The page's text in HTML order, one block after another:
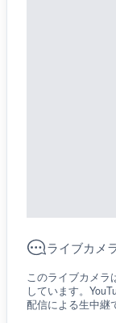
ライブカメ
このライブカメラ
しています。
配信による生中継